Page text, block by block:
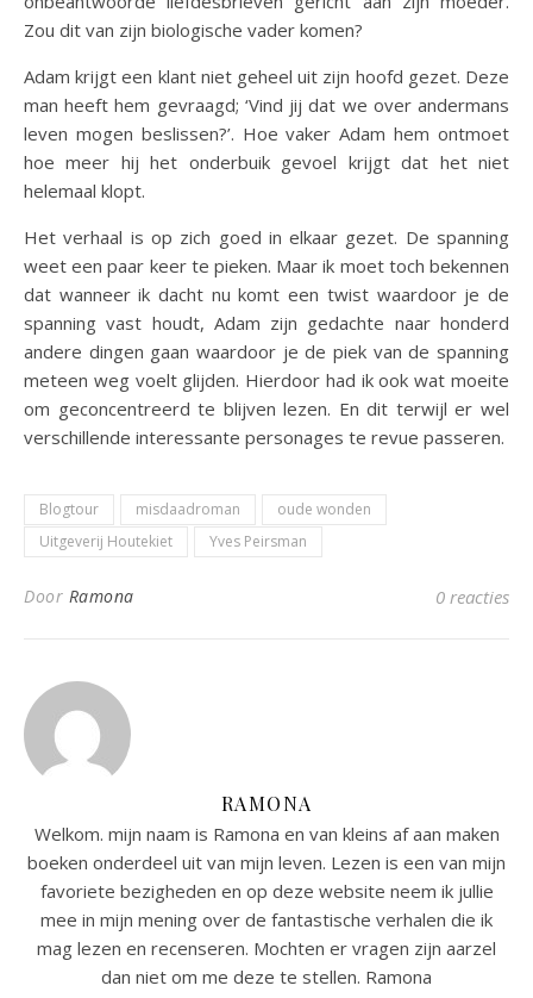
Zou dit van zijn biologische vader komen?
Adam krijgt een klant niet geheel uit zijn hoofd gezet. Deze
man heeft hem gevraagd; ‘Vind jij dat we over andermans
leven mogen beslissen?’. Hoe vaker Adam hem ontmoet
hoe meer hij het onderbuik gevoel krijgt dat het niet
helemaal klopt.
Het verhaal is op zich goed in elkaar gezet. De spanning
weet een paar keer te pieken. Maar ik moet toch bekennen
dat wanneer ik dacht nu komt een twist waardoor je de
spanning vast houdt, Adam zijn gedachte naar honderd
andere dingen gaan waardoor je de piek van de spanning
meteen weg voelt glijden. Hierdoor had ik ook wat moeite
om geconcentreerd te blijven lezen. En dit terwijl er wel
verschillende interessante personages te revue passeren.
Blogtour misdaadroman
oude wonden
Uitgeverij Houtekiet
Yves Peirsman
Door Ramona 0 reacties
RAMONA
Welkom. mijn naam is Ramona en van kleins af aan maken
boeken onderdeel uit van mijn leven. Lezen is een van mijn
favoriete bezigheden en op deze website neem ik jullie
mee in mijn mening over de fantastische verhalen die ik
mag lezen en recenseren. Mochten er vragen zijn aarzel
dan niet om me deze te stellen. Ramona